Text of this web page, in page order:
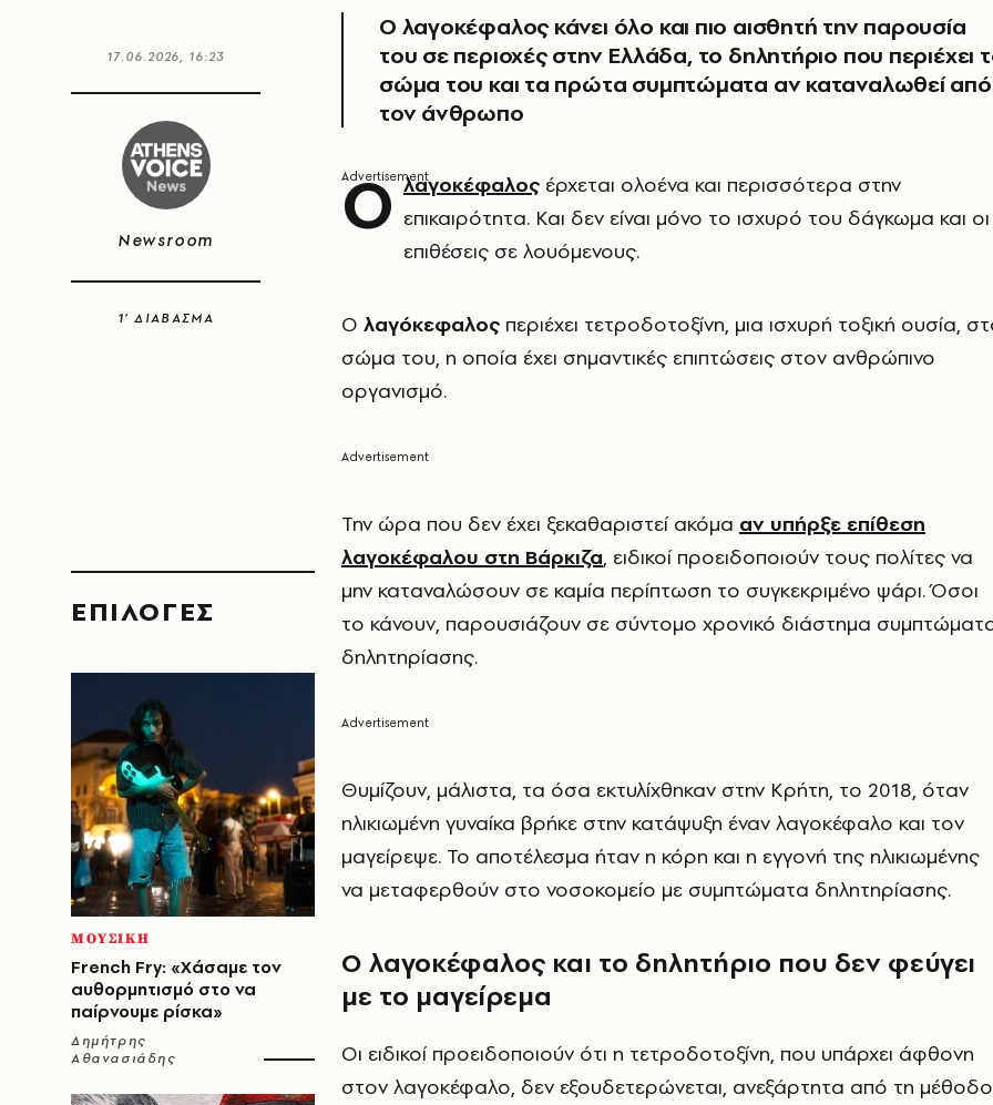
17.06.2026, 16:23
Newsroom
1’ ΔΙΑΒΑΣΜΑ
EΠΙΛΟΓΈΣ
ΜΟΥΣΙΚΗ
French Fry: «Χάσαμε τον
αυθορμητισμό στο να
παίρνουμε ρίσκα»
Δημήτρης
Αθανασιάδης
Ο λαγοκέφαλος κάνει όλο και πιο αισθητή την παρουσία
του σε περιοχές στην Ελλάδα, το δηλητήριο που περιέχει
σώμα του και τα πρώτα συμπτώματα αν καταναλωθεί από
τον άνθρωπο
Ο λαγοκέφαλος έρχεται ολοένα και περισσότερα στην
επικαιρότητα. Και δεν είναι μόνο το ισχυρό του δάγκωμα και οι
επιθέσεις σε λουόμενους.
Ο λαγόκεφαλος περιέχει τετροδοτοξίνη, μια ισχυρή τοξική ουσία,
σώμα του, η οποία έχει σημαντικές επιπτώσεις στον ανθρώπινο
οργανισμό.
Την ώρα που δεν έχει ξεκαθαριστεί ακόμα αν υπήρξε επίθεση
λαγοκέφαλου στη Βάρκιζα, ειδικοί προειδοποιούν τους πολίτες να
μην καταναλώσουν σε καμία περίπτωση το συγκεκριμένο ψάρι. Όσοι
το κάνουν, παρουσιάζουν σε σύντομο χρονικό διάστημα
δηλητηρίασης.
Θυμίζουν, μάλιστα, τα όσα εκτυλίχθηκαν στην Κρήτη, το 2018, όταν
ηλικιωμένη γυναίκα βρήκε στην κατάψυξη έναν λαγοκέφαλο και τον
μαγείρεψε. Το αποτέλεσμα ήταν η κόρη και η εγγονή της ηλικιωμένης
να μεταφερθούν στο νοσοκομείο με συμπτώματα δηλητηρίασης.
Ο λαγοκέφαλος και το δηλητήριο που δεν φεύγει
με το μαγείρεμα
Οι ειδικοί προειδοποιούν ότι η τετροδοτοξίνη, που υπάρχει άφθονη
στον λαγοκέφαλο, δεν εξουδετερώνεται, ανεξάρτητα από τη μέθοδο